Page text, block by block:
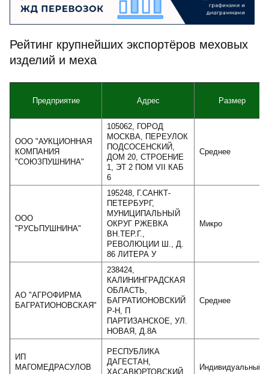
Рейтинг крупнейших экспортёров меховых
изделий и меха
Предприятие Адрес Размер
ООО "АУКЦИОННАЯ
КОМПАНИЯ
"СОЮЗПУШНИНА"
105062, ГОРОД
МОСКВА, ПЕРЕУЛОК
ПОДСОСЕНСКИЙ,
ДОМ 20, СТРОЕНИЕ
1, ЭТ 2 ПОМ VII КАБ
6
Среднее
ООО
"РУСЬПУШНИНА"
195248, Г.САНКТ-
ПЕТЕРБУРГ,
МУНИЦИПАЛЬНЫЙ
ОКРУГ РЖЕВКА
ВН.ТЕР.Г.,
РЕВОЛЮЦИИ Ш., Д.
86 ЛИТЕРА У
Микро
АО "АГРОФИРМА
БАГРАТИОНОВСКАЯ"
238424,
КАЛИНИНГРАДСКАЯ
ОБЛАСТЬ,
БАГРАТИОНОВСКИЙ
Р-Н, П
ПАРТИЗАНСКОЕ, УЛ.
НОВАЯ, Д.8А
Среднее
ИП
МАГОМЕДРАСУЛОВ
РЕСПУБЛИКА
ДАГЕСТАН,
ХАСАВЮРТОВСКИЙ
Индивидуальный